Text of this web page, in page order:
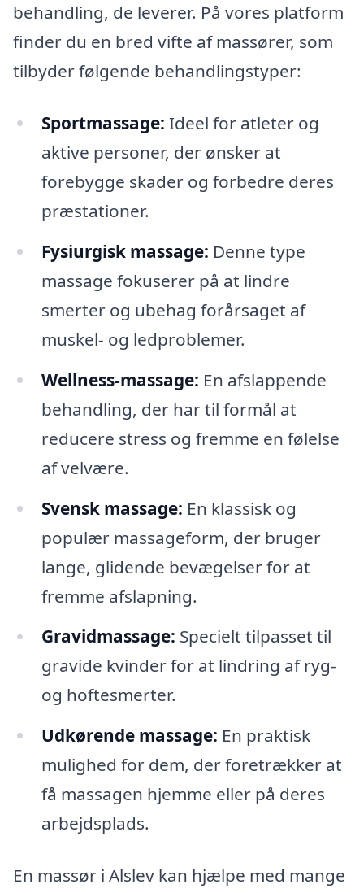
behandling, de leverer. På vores platform
finder du en bred vifte af massører, som
tilbyder følgende behandlingstyper:
Sportmassage: Ideel for atleter og
aktive personer, der ønsker at
forebygge skader og forbedre deres
præstationer.
Fysiurgisk massage: Denne type
massage fokuserer på at lindre
smerter og ubehag forårsaget af
muskel- og ledproblemer.
Wellness-massage: En afslappende
behandling, der har til formål at
reducere stress og fremme en følelse
af velvære.
Svensk massage: En klassisk og
populær massageform, der bruger
lange, glidende bevægelser for at
fremme afslapning.
Gravidmassage: Specielt tilpasset til
gravide kvinder for at lindring af ryg-
og hoftesmerter.
Udkørende massage: En praktisk
mulighed for dem, der foretrækker at
få massagen hjemme eller på deres
arbejdsplads.
En massør i Alslev kan hjælpe med mange